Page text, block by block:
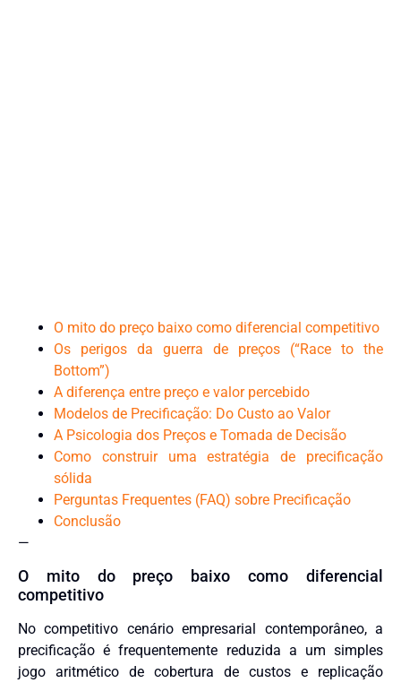
O mito do preço baixo como diferencial competitivo
Os perigos da guerra de preços (“Race to the
Bottom”)
A diferença entre preço e valor percebido
Modelos de Precificação: Do Custo ao Valor
A Psicologia dos Preços e Tomada de Decisão
Como construir uma estratégia de precificação
sólida
Perguntas Frequentes (FAQ) sobre Precificação
Conclusão
—
O mito do preço baixo como diferencial
competitivo
No competitivo cenário empresarial contemporâneo, a
precificação é frequentemente reduzida a um simples
jogo aritmético de cobertura de custos e replicação